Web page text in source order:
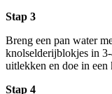
Stap 3
Breng een pan water
knolselderijblokjes in
uitlekken en doe in een
Stap 4